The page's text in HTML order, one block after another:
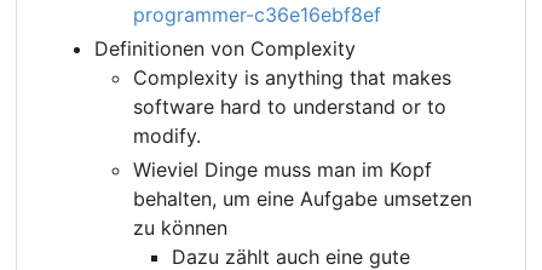
programmer-c36e16ebf8ef
Definitionen von Complexity
Complexity is anything that makes
software hard to understand or to
modify.
Wieviel Dinge muss man im Kopf
behalten, um eine Aufgabe umsetzen
zu können
Dazu zählt auch eine gute